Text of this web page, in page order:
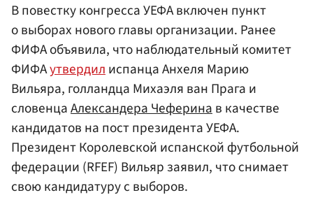
В повестку конгресса УЕФА включен пункт
о выборах нового главы организации. Ранее
ФИФА объявила, что наблюдательный комитет
ФИФАутвердилиспанца Анхеля Марию
Вильяра, голландца Михаэля ван Прага и
словенцаАлександера Чеферинав качестве
кандидатов на пост президента УЕФА.
Президент Королевской испанской футбольной
федерации (RFEF) Вильяр заявил, что снимает
свою кандидатуру с выборов.